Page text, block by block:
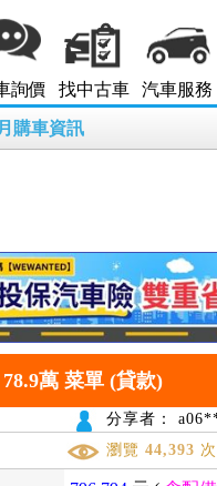
詢價 找中古車 汽車服務
購車資訊
萬 菜單 (貸款)
分享者：
瀏覽 44,393 次